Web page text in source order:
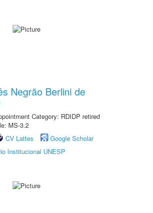
Negrão Berlini de
Category: RDIDP retired
MS-3.2
CV Lattes
Google Scholar
Institucional UNESP